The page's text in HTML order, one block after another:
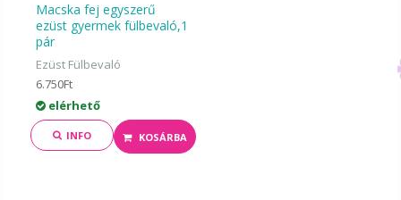
Macska fej egyszerű
ezüst gyermek fülbevaló,1
pár
Ezüst Fülbevaló
6.750Ft
elérhető
INFO KOSÁRBA